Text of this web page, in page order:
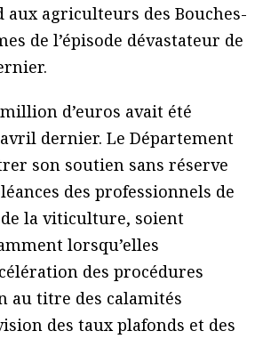
aux agriculteurs des Bouches-
de l’épisode dévastateur de
d’euros avait été
dernier. Le Département
son soutien sans réserve
des professionnels de
la viticulture, soient
lorsqu’elles
des procédures
au titre des calamités
des taux plafonds et des